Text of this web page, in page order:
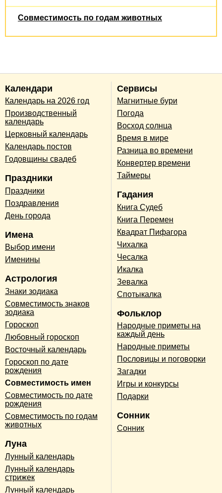
Совместимость по годам животных
Календари
Календарь на 2026 год
Производственный
календарь
Церковный календарь
Календарь постов
Годовщины свадеб
Праздники
Праздники
Поздравления
День города
Имена
Выбор имени
Именины
Астрология
Знаки зодиака
Совместимость знаков
зодиака
Гороскоп
Любовный гороскоп
Восточный календарь
Гороскоп по дате
рождения
Совместимость имен
Совместимость по дате
рождения
Совместимость по годам
животных
Луна
Лунный календарь
Лунный календарь
стрижек
Лунный календарь
Сервисы
Магнитные бури
Погода
Восход солнца
Время в мире
Разница во времени
Конвертер времени
Таймеры
Гадания
Книга Судеб
Книга Перемен
Квадрат Пифагора
Чихалка
Чесалка
Икалка
Зевалка
Спотыкалка
Фольклор
Народные приметы на
каждый день
Народные приметы
Пословицы и поговорки
Загадки
Игры и конкурсы
Подарки
Сонник
Сонник